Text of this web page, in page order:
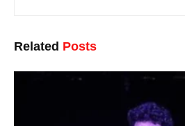
Related Posts